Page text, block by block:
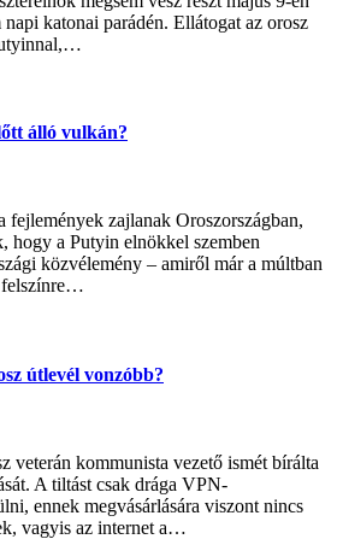
katonai parádén. Ellátogat az orosz
álló vulkán?
fejlemények zajlanak Oroszországban,
hogy a Putyin elnökkel szemben
közvélemény – amiről már a múltban
felszínre…
útlevél vonzóbb?
veterán kommunista vezető ismét bírálta
A tiltást csak drága VPN-
ennek megvásárlására viszont nincs
vagyis az internet a…